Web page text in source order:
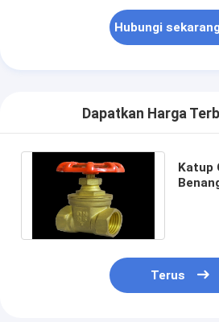
Hubungi
Dapatkan Harga
Katup
Terus